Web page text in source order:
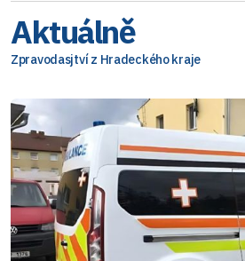
Aktuálně
Zpravodasjtví z Hradeckého kraje